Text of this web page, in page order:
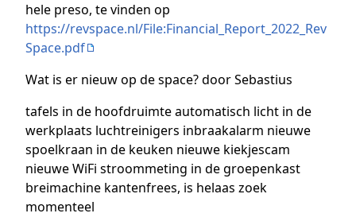
hele preso, te vinden op
https://revspace.nl/File:Financial_Report_2022_Rev
Space.pdf
Wat is er nieuw op de space? door Sebastius
tafels in de hoofdruimte automatisch licht in de
werkplaats luchtreinigers inbraakalarm nieuwe
spoelkraan in de keuken nieuwe kiekjescam
nieuwe WiFi stroommeting in de groepenkast
breimachine kantenfrees, is helaas zoek
momenteel